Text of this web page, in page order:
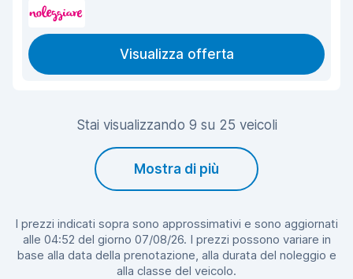
Visualizza offerta
Stai visualizzando 9 su 25 veicoli
Mostra di più
I prezzi indicati sopra sono approssimativi e sono aggiornati
alle 04:52 del giorno 07/08/26. I prezzi possono variare in
base alla data della prenotazione, alla durata del noleggio e
alla classe del veicolo.